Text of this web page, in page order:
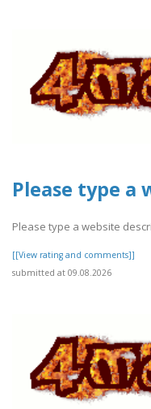
Please type a
Please type a website
[[View rating and comments]]
submitted at 09.08.2026